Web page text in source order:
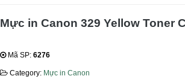
Mực in Canon 329 Yellow Toner
Mã SP: 6276
Category: Mực in Canon